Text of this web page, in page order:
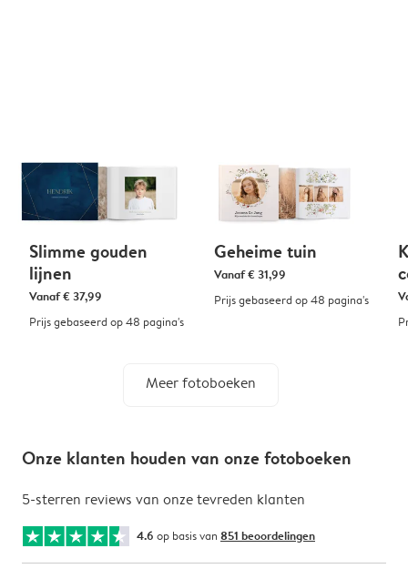
Slimme gouden
lijnen
Vanaf€ 37,99
Prijs gebaseerd op 48 pagina's
Geheime tuin
Vanaf€ 31,99
Prijs gebaseerd op 48 pagina's
Meer fotoboeken
Onze klanten houden van onze fotoboeken
5-sterren reviews van onze tevreden klanten
4.6 op basis van 851 beoordelingen